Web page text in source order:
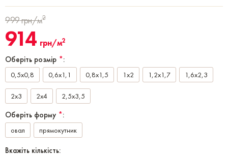
999грн/м2
914 грн/м2
Оберіть розмір *:
0,5x0,8 0,6x1,1 0,8x1,5 1x2 1,2x1,7 1,6x2,3
2x3 2x4 2,5x3,5
Оберіть форму *:
овал прямокутник
Вкажіть кількість: